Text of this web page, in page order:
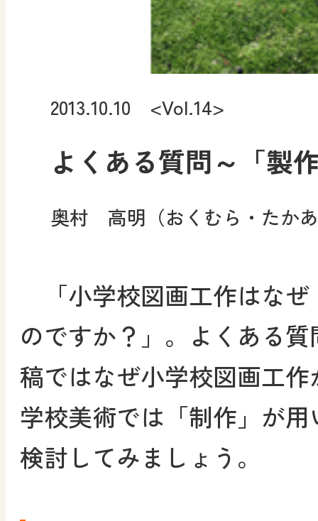
2013.10.10 <Vol.14>
よくある質問～「製
奥村 高明（おくむら・たか
「小学校図画工作はなぜ
のですか？」。よくある
稿ではなぜ小学校図画工
学校美術では「制作」が
検討してみましょう。